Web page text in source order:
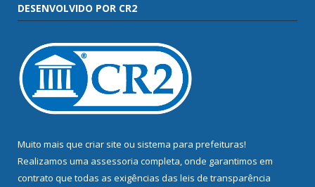
DESENVOLVIDO POR CR2
Muito mais que criar site ou sistema para prefeituras!
Realizamos uma assessoria completa, onde garantimos em
contrato que todas as exigências das leis de transparência